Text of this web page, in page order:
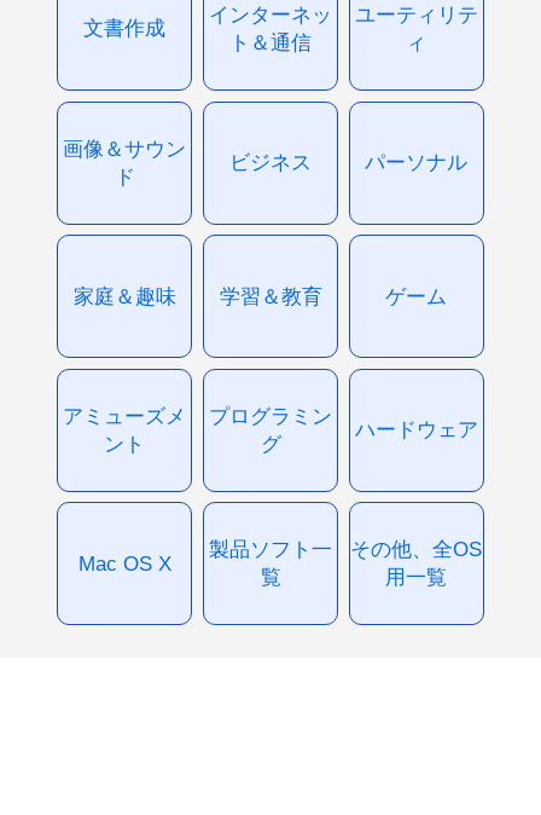
文書作成
インターネッ
ト＆通信
ユーティリテ
ィ
画像＆サウン
ド
ビジネス パーソナル
家庭＆趣味 学習＆教育 ゲーム
アミューズメ
ント
プログラミン
グ
ハードウェア
Mac OS X
製品ソフト一
覧
その他、全OS
用一覧